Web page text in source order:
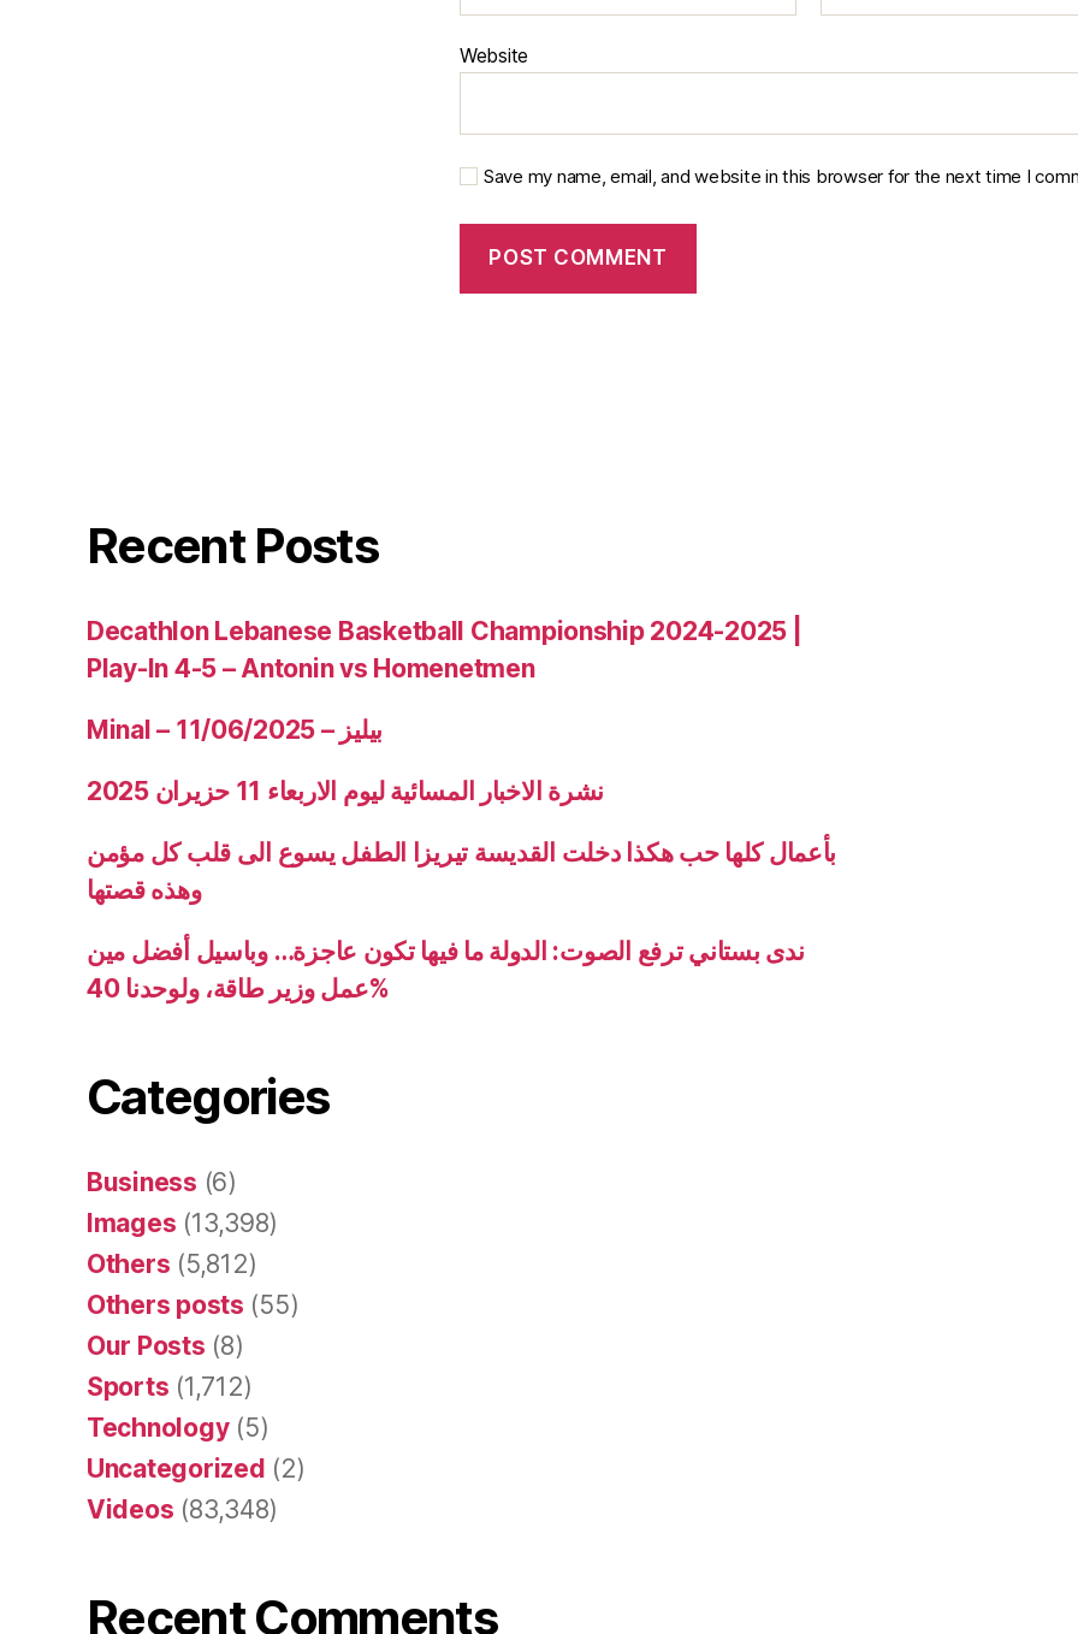
Website
Save my name, email, and website in this browser for the next time I
Recent Posts
Decathlon Lebanese Basketball Championship 2024-2025 |
Play-In 4-5 – Antonin vs Homenetmen
Minal – 11/06/2025 – بيليز
نشرة الاخبار المسائية ليوم الاربعاء 11 حزيران 2025
بأعمال كلها حب هكذا دخلت القديسة تيريزا الطفل يسوع الى قلب كل مؤمن
وهذه قصتها
ندى بستاني ترفع الصوت: الدولة ما فيها تكون عاجزة… وباسيل أفضل مين
عمل وزير طاقة، ولوحدنا 40%
Categories
Business (6)
Images (13,398)
Others (5,812)
Others posts (55)
Our Posts (8)
Sports (1,712)
Technology(5)
Uncategorized (2)
Videos (83,348)
Recent Comments